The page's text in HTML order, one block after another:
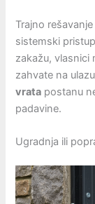
Trajno
sistemski
zakažu, vlasnici
zahvate na ulazu
vrata postanu
padavine.
Ugradnja ili